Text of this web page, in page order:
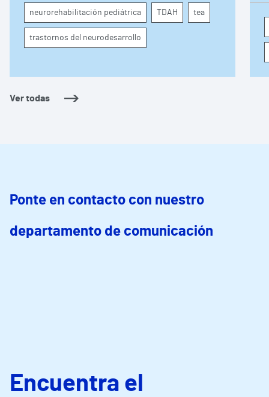
Ver todas
atención, la regulación emocional y la
conducta
neurorehabilitación pediátrica TDAH tea
trastornos del neurodesarrollo
Ponte en contacto con nuestro
departamento de comunicación
Encuentra el